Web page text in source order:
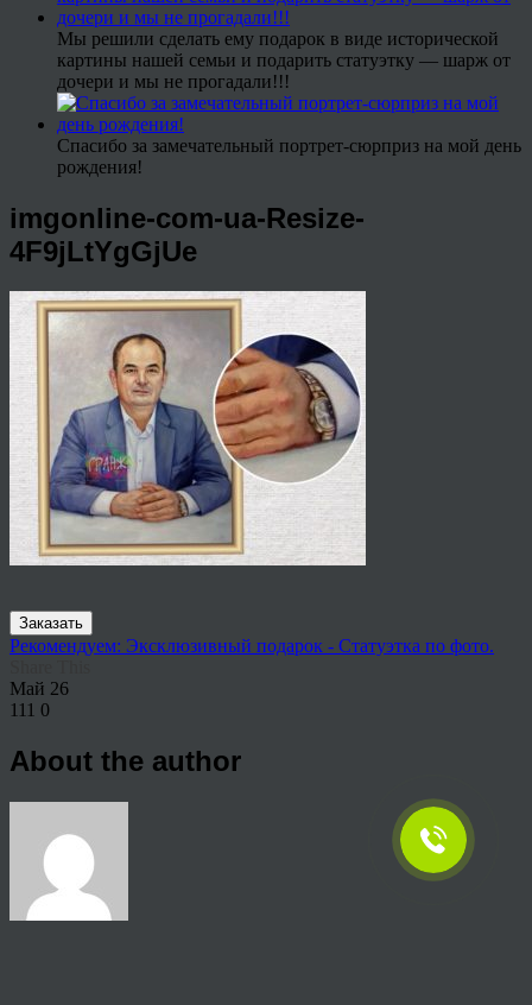
Мы решили сделать ему подарок в виде исторической
картины нашей семьи и подарить статуэтку — шарж от
дочери и мы не прогадали!!!
Спасибо за замечательный портрет-сюрприз на мой день
рождения!
imgonline-com-ua-Resize-
4F9jLtYgGjUe
Заказать
Рекомендуем: Эксклюзивный подарок - Статуэтка по фото.
Май 26
111 0
About the author